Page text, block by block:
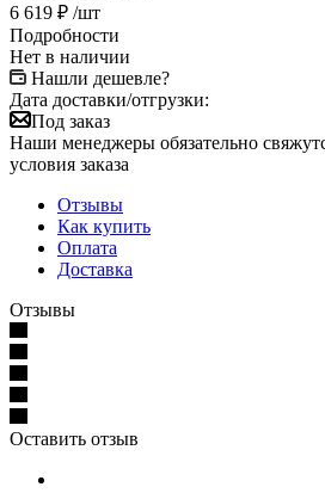
6 619 ₽ /шт
Подробности
Нет в наличии
Нашли дешевле?
Дата доставки/отгрузки:
Под заказ
Наши менеджеры обязательно
условия заказа
Отзывы
Как купить
Оплата
Доставка
Отзывы
Оставить отзыв